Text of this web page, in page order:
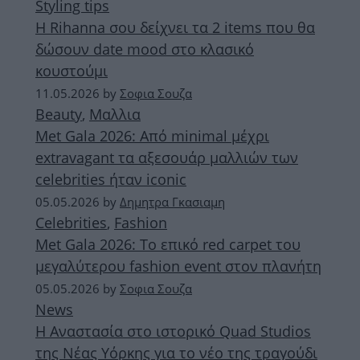
Styling tips
Η Rihanna σου δείχνει τα 2 items που θα
δώσουν date mood στο κλασικό
κουστούμι
11.05.2026 by Σοφια Σουζα
Beauty, Μαλλια
Met Gala 2026: Από minimal μέχρι
extravagant τα αξεσουάρ μαλλιών των
celebrities ήταν iconic
05.05.2026 by Δημητρα Γκασιαμη
Celebrities, Fashion
Met Gala 2026: Το επικό red carpet του
μεγαλύτερου fashion event στον πλανήτη
05.05.2026 by Σοφια Σουζα
News
Η Αναστασία στο ιστορικό Quad Studios
της Νέας Υόρκης για το νέο της τραγούδι